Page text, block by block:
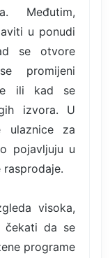
Međutim,
u ponudi
se otvore
promijeni
ili kad se
izvora. U
za
pojavljuju u
visoka,
čekati da se
programe